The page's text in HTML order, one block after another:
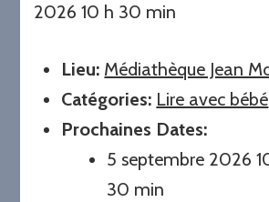
2026 10 h 30 min
Lieu: Médiathèque Jean
Catégories: Lire avec bébé
Prochaines Dates:
5 septembre 2026
30 min